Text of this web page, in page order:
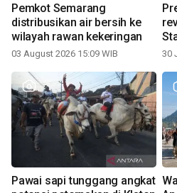
Pemkot Semarang
distribusikan air bersih ke
wilayah rawan kekeringan
03 August 2026 15:09 WIB 30
Pawai sapi tunggang angkat